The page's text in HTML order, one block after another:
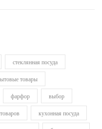
стеклянная посуда
товары
фарфор выбор
кухонная посуда